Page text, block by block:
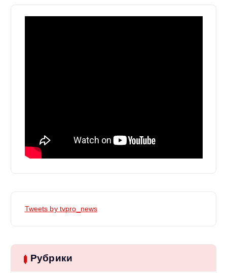
Tweets by tvpro_news
Рубрики